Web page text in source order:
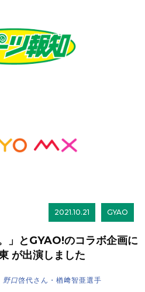
2021.10.21 GYAO
」とGYAO!のコラボ企画に
が出演しました
野口啓代さん・楢﨑智亜選手